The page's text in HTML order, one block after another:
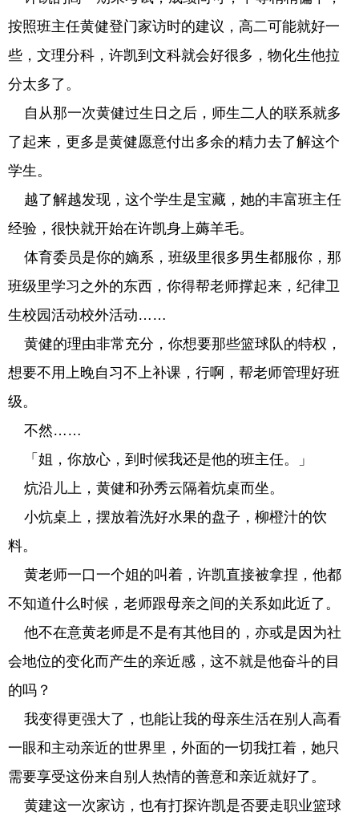
按照班主任黄健登门家访时的建议，高二可能就好一
些，文理分科，许凯到文科就会好很多，物化生他拉
分太多了。
自从那一次黄健过生日之后，师生二人的联系就多
了起来，更多是黄健愿意付出多余的精力去了解这个
学生。
越了解越发现，这个学生是宝藏，她的丰富班主任
经验，很快就开始在许凯身上薅羊毛。
体育委员是你的嫡系，班级里很多男生都服你，那
班级里学习之外的东西，你得帮老师撑起来，纪律卫
生校园活动校外活动……
黄健的理由非常充分，你想要那些篮球队的特权，
想要不用上晚自习不上补课，行啊，帮老师管理好班
级。
不然……
「姐，你放心，到时候我还是他的班主任。」
炕沿儿上，黄健和孙秀云隔着炕桌而坐。
小炕桌上，摆放着洗好水果的盘子，柳橙汁的饮
料。
黄老师一口一个姐的叫着，许凯直接被拿捏，他都
不知道什么时候，老师跟母亲之间的关系如此近了。
他不在意黄老师是不是有其他目的，亦或是因为社
会地位的变化而产生的亲近感，这不就是他奋斗的目
的吗？
我变得更强大了，也能让我的母亲生活在别人高看
一眼和主动亲近的世界里，外面的一切我扛着，她只
需要享受这份来自别人热情的善意和亲近就好了。
黄建这一次家访，也有打探许凯是否要走职业篮球